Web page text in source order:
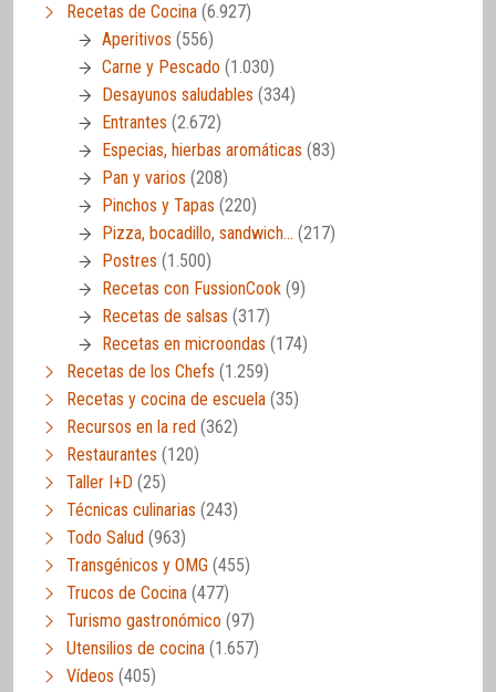
Recetas de Cocina (6.927)
Aperitivos (556)
Carne y Pescado (1.030)
Desayunos saludables (334)
Entrantes (2.672)
Especias, hierbas aromáticas (83)
Pan y varios (208)
Pinchos y Tapas (220)
Pizza, bocadillo, sandwich… (217)
Postres (1.500)
Recetas con FussionCook (9)
Recetas de salsas (317)
Recetas en microondas (174)
Recetas de los Chefs (1.259)
Recetas y cocina de escuela (35)
Recursos en la red (362)
Restaurantes (120)
Taller I+D (25)
Técnicas culinarias (243)
Todo Salud (963)
Transgénicos y OMG (455)
Trucos de Cocina (477)
Turismo gastronómico (97)
Utensilios de cocina (1.657)
Vídeos (405)